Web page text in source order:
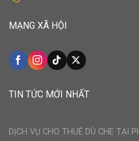
MẠNG XÃ HỘI
TIN TỨC MỚI NHẤT
DỊCH VỤ CHO THUÊ DÙ CHE TẠI